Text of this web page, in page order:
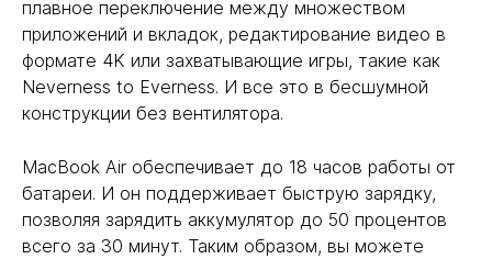
плавное переключение между множеством
приложений и вкладок, редактирование видео в
формате 4K или захватывающие игры, такие как
Neverness to Everness. И все это в бесшумной
конструкции без вентилятора.
MacBook Air обеспечивает до 18 часов работы от
батареи. И он поддерживает быструю зарядку,
позволяя зарядить аккумулятор до 50 процентов
всего за 30 минут. Таким образом, вы можете